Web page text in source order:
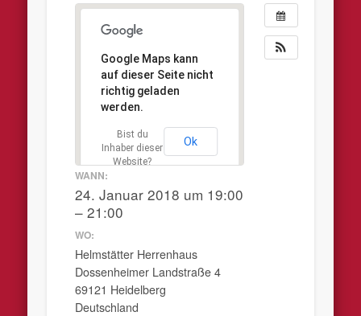
Google Maps kann
auf dieser Seite nicht
richtig geladen
werden.
Bist du
Inhaber dieser
Website?
Ok
WANN:
24. Januar 2018 um 19:00
– 21:00
WO:
Helmstätter Herrenhaus
Dossenheimer Landstraße 4
69121 Heidelberg
Deutschland